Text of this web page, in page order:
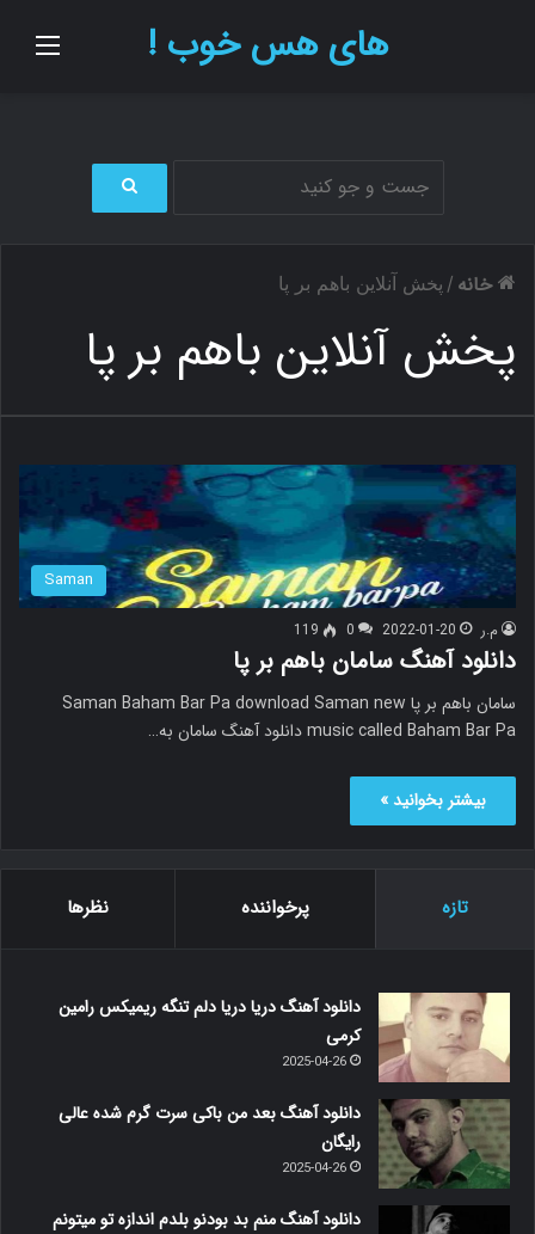
های هس خوب !
ج
ا
ی
خانه / پخش آنلاین باهم بر پا
پخش آنلاین باهم بر پا
Saman
م.ر 2022-01-20
0
119
دانلود آهنگ سامان باهم بر پا
سامان باهم بر پا Saman Baham Bar Pa download Saman new
music called Baham Bar Pa دانلود آهنگ سامان به…
بیشتر بخوانید »
تازه پرخواننده نظرها
دانلود آهنگ دریا دریا دلم تنگه ریمیکس رامین
کرمی
2025-04-26
دانلود آهنگ بعد من باکی سرت گرم شده عالی
رایگان
2025-04-26
دانلود آهنگ منم بد بودنو بلدم اندازه تو میتونم